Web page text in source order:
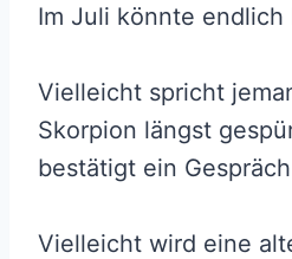
Im Juli könnte endlich
Vielleicht spricht
Skorpion längst
bestätigt ein
Vielleicht wird eine